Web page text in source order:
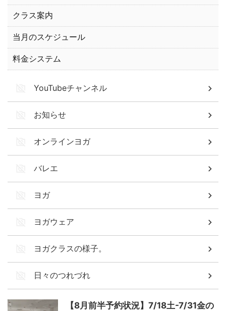
クラス案内
当月のスケジュール
料金システム
YouTubeチャンネル
お知らせ
オンラインヨガ
バレエ
ヨガ
ヨガウェア
ヨガクラスの様子。
日々のつれづれ
【8月前半予約状況】7/18土-7/31金の